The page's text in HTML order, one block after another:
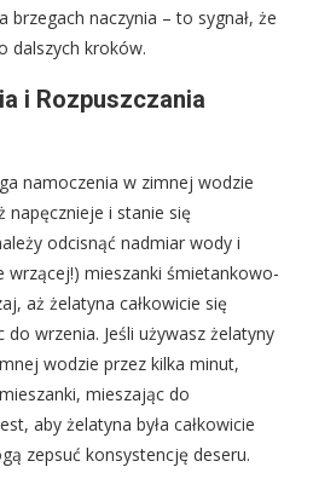
brzegach naczynia – to sygnał, że
dalszych kroków.
i Rozpuszczania
namoczenia w zimnej wodzie
napęcznieje i stanie się
odcisnąć nadmiar wody i
wrzącej!) mieszanki śmietankowo-
aż żelatyna całkowicie się
wrzenia. Jeśli używasz żelatyny
wodzie przez kilka minut,
mieszając do
aby żelatyna była całkowicie
zepsuć konsystencję deseru.